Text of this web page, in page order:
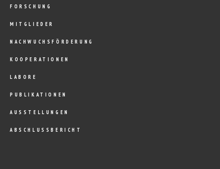
FORSCHUNG
MITGLIEDER
NACHWUCHSFÖRDERUNG
KOOPERATIONEN
LABORE
PUBLIKATIONEN
AUSSTELLUNGEN
ABSCHLUSSBERICHT